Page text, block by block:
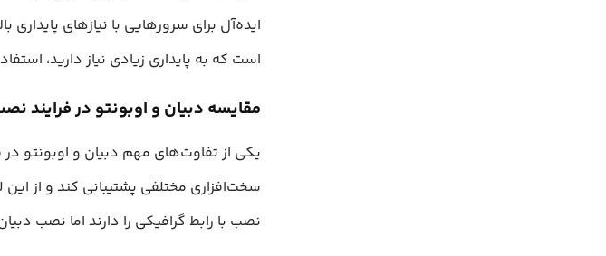
ایده‌آل برای سرورهایی با نیازهای پایداری
است که به پایداری زیادی نیاز دارید‌،
مقایسه دبیان و اوبونتو در فرایند
یکی از تفاوت‌‍‌های مهم دبیان و اوبونتو
سخت‌افزاری مختلفی پشتیبانی کند و از
نصب با رابط گرافیکی را دارند اما نصب